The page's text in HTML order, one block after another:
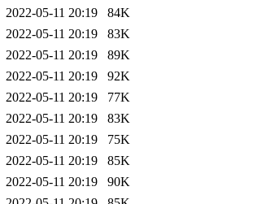
2022-05-11 20:19
84K
2022-05-11 20:19
83K
2022-05-11 20:19
89K
2022-05-11 20:19
92K
2022-05-11 20:19
77K
2022-05-11 20:19
83K
2022-05-11 20:19
75K
2022-05-11 20:19
85K
2022-05-11 20:19
90K